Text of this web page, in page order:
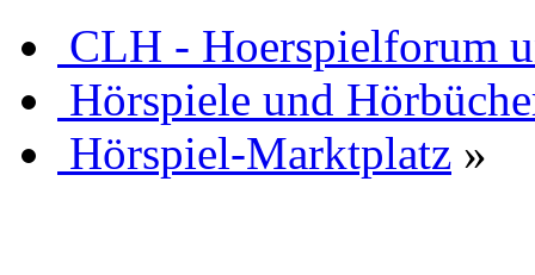
CLH - Hoerspielforum
Hörspiele und
Hörspiel-Marktplatz »